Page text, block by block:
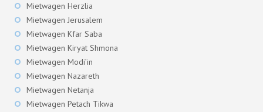
Mietwagen Herzlia
Mietwagen Jerusalem
Mietwagen Kfar Saba
Mietwagen Kiryat Shmona
Mietwagen Modi’in
Mietwagen Nazareth
Mietwagen Netanja
Mietwagen Petach Tikwa